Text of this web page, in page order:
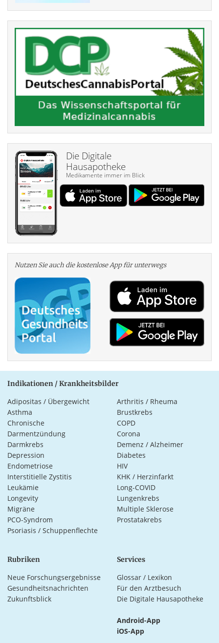
Die Digitale
Hausapotheke
Medikamente immer im Blick
Nutzen Sie auch die kosten­lose App für unterwegs
Indikationen / Krankheitsbilder
Adipositas / Übergewicht
Arthritis / Rheuma
Asthma
Brustkrebs
Chronische
Darmentzündung
COPD
Corona
Darmkrebs
Demenz / Alzheimer
Depression
Diabetes
Endometriose
HIV
Interstitielle Zystitis
KHK / Herzinfarkt
Leukämie
Long-COVID
Longevity
Lungenkrebs
Migräne
Multiple Sklerose
PCO-Syndrom
Prostatakrebs
Psoriasis / Schuppenflechte
Rubriken
Neue Forschungsergebnisse
Gesundheitsnachrichten
Zukunftsblick
Services
Glossar / Lexikon
Für den Arztbesuch
Die Digitale Hausapotheke
Android-App
iOS-App